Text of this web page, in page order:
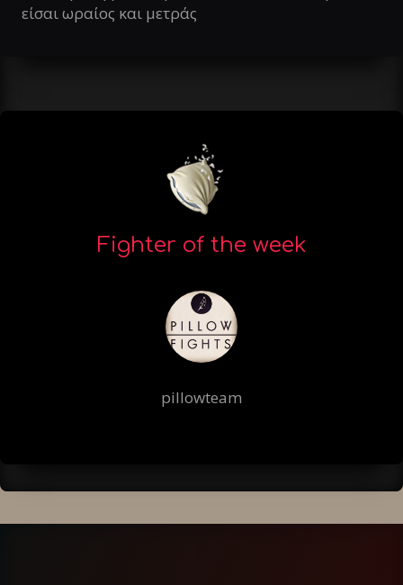
είσαι ωραίος και μετράς
Fighter of the week
pillowteam